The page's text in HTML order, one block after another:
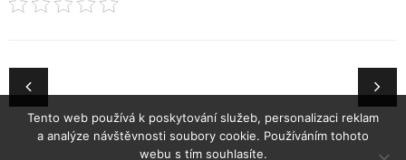
Tento web používá k poskytování služeb, personalizaci reklam
a analýze návštěvnosti soubory cookie. Používáním tohoto
webu s tím souhlasíte.